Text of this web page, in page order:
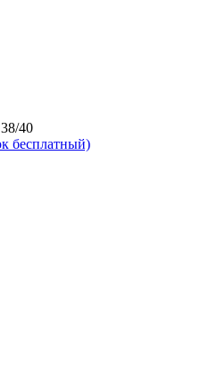
40
бесплатный)